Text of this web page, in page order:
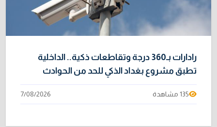
رادارات بـ360 درجة وتقاطعات ذكية.. الداخلية
تطبق مشروع بغداد الذكي للحد من الحوادث
135 مشاهدة 7/08/2026